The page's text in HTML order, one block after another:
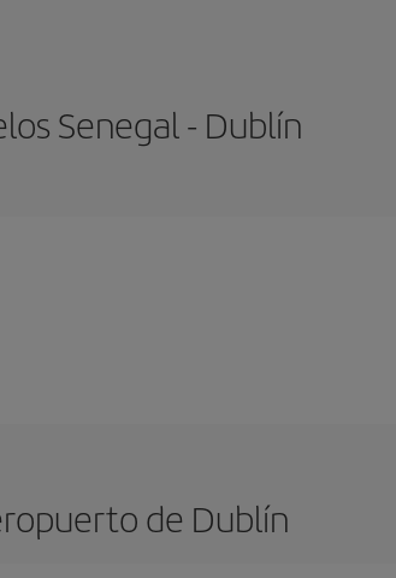
Senegal - Dublín
de Dublín